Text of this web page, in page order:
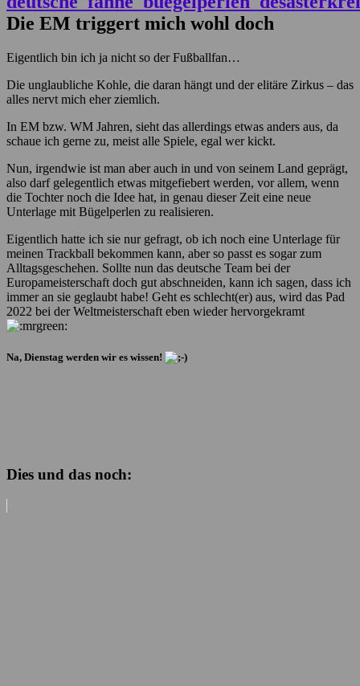
Die EM triggert mich wohl doch
Eigentlich bin ich ja nicht so der Fußballfan…
Die unglaubliche Kohle, die daran hängt und der elitäre Zirkus – das
alles nervt mich eher ziemlich.
In EM bzw. WM Jahren, sieht das allerdings etwas anders aus, da
schaue ich gerne zu, meist alle Spiele, egal wer kickt.
Nun, irgendwie ist man aber auch in und von seinem Land geprägt,
also darf gelegentlich etwas mitgefiebert werden, vor allem, wenn
die Tochter noch die Idee hat, in genau dieser Zeit eine neue
Unterlage mit Bügelperlen zu realisieren.
Eigentlich hatte ich sie nur gefragt, ob ich noch eine Unterlage für
meinen Trackball bekommen kann, aber so passt es sogar zum
Alltagsgeschehen. Sollte nun das deutsche Team bei der
Europameisterschaft doch gut abschneiden, kann ich sagen, dass ich
immer an sie geglaubt habe! Geht es schlecht(er) aus, wird das Pad
2022 bei der Weltmeisterschaft eben wieder hervorgekramt
Na, Dienstag werden wir es wissen!
Dies und das noch: